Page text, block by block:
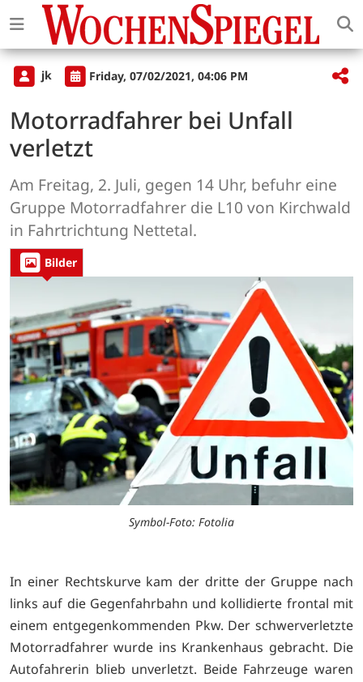
jk Friday, 07/02/2021, 04:06 PM
Motorradfahrer bei Unfall
verletzt
Am Freitag, 2. Juli, gegen 14 Uhr, befuhr eine
Gruppe Motorradfahrer die L10 von Kirchwald
in Fahrtrichtung Nettetal.
Bilder
Symbol-Foto: Fotolia
In einer Rechtskurve kam der dritte der Gruppe nach
links auf die Gegenfahrbahn und kollidierte frontal mit
einem entgegenkommenden Pkw. Der schwerverletzte
Motorradfahrer wurde ins Krankenhaus gebracht. Die
Autofahrerin blieb unverletzt. Beide Fahrzeuge waren